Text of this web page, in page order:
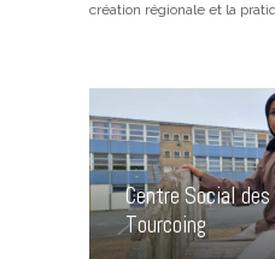
création régionale et la
Centre Social
Tourcoing